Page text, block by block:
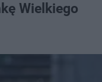
Wielkiego